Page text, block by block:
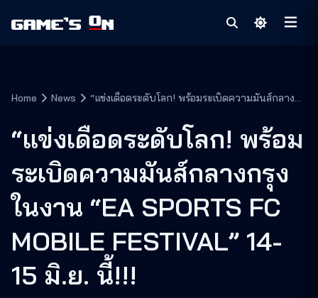
Home News
“แข่งเดือดระดับโลก! พร้อมระเบิดความมันส์กลาง
“แข่งเดือดระดับโลก! พร้อม
ระเบิดความมันส์กลางกรุง
ในงาน “EA SPORTS FC
MOBILE FESTIVAL” 14-
15 มิ.ย. นี้!!!